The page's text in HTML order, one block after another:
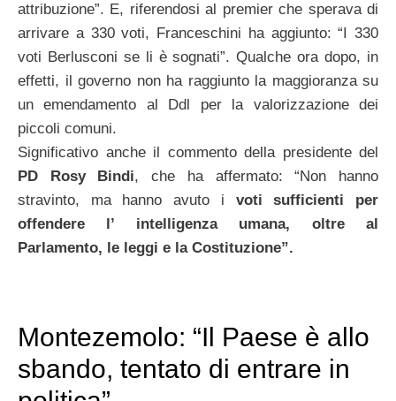
attribuzione”. E, riferendosi al premier che sperava di
arrivare a 330 voti, Franceschini ha aggiunto: “I 330
voti Berlusconi se li è sognati”. Qualche ora dopo, in
effetti, il governo non ha raggiunto la maggioranza su
un emendamento al Ddl per la valorizzazione dei
piccoli comuni.
Significativo anche il commento della presidente del
PD Rosy Bindi, che ha affermato: “Non hanno
stravinto, ma hanno avuto i voti sufficienti per
offendere l’ intelligenza umana, oltre al
Parlamento, le leggi e la Costituzione”.
Montezemolo: “Il Paese è allo
sbando, tentato di entrare in